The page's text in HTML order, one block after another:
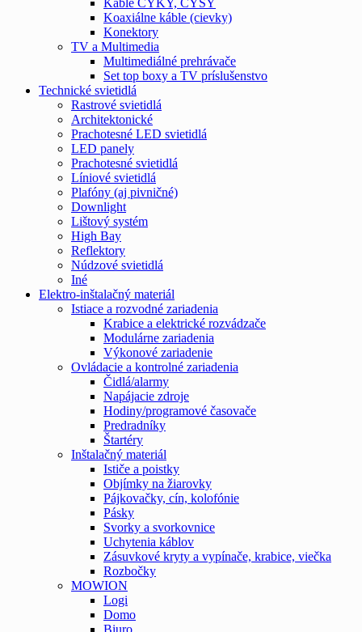
Koaxiálne káble (cievky)
Konektory
TV a Multimedia
Multimediálné prehrávače
Set top boxy a TV príslušenstvo
Technické svietidlá
Rastrové svietidlá
Architektonické
Prachotesné LED svietidlá
LED panely
Prachotesné svietidlá
Líniové svietidlá
Plafóny (aj pivničné)
Downlight
Lištový systém
High Bay
Reflektory
Núdzové svietidlá
Iné
Elektro-inštalačný materiál
Istiace a rozvodné zariadenia
Krabice a elektrické rozvádzače
Modulárne zariadenia
Výkonové zariadenie
Ovládacie a kontrolné zariadenia
Čidlá/alarmy
Napájacie zdroje
Hodiny/programové časovače
Predradníky
Štartéry
Inštalačný materiál
Ističe a poistky
Objímky na žiarovky
Pájkovačky, cín, kolofónie
Pásky
Svorky a svorkovnice
Uchytenia káblov
Zásuvkové kryty a vypínače, krabice, viečka
Rozbočky
MOWION
Logi
Domo
Biuro